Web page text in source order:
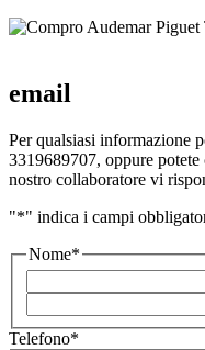
email
Per qualsiasi informazione
3319689707, oppure
nostro collaboratore vi
"*" indica i campi
Nome*
Telefono*